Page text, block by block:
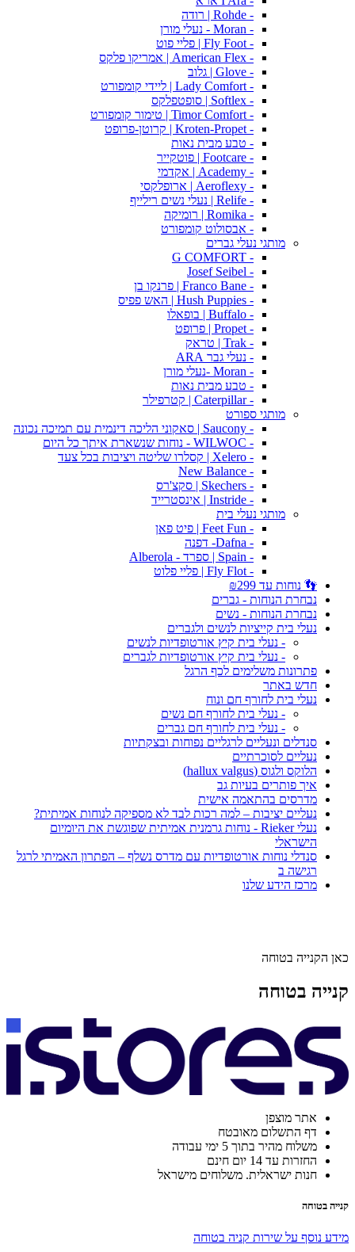
- Rohde | רודה
- Moran - נעלי מורן
- Fly Foot | פליי פוט
- American Flex | אמריקו פלקס
- Glove | גלוב
- Lady Comfort | ליידי קומפורט
- Softlex | סופטפלקס
- Timor Comfort | טימור קומפורט
- Kroten-Propet | קרוטן-פרופט
- טבע מבית נאות
- Footcare | פוטקייר
- Academy | אקדמי
- Aeroflexy | ארופלקסי
- Relife | נעלי נשים רילייף
- Romika | רומיקה
- אבסולוט קומפורט
מותגי נעלי גברים
- G COMFORT
- Josef Seibel
- Franco Bane | פרנקו בן
- Hush Puppies | האש פפיס
- Buffalo | בופאלו
- Propet | פרופט
- Trak | טראק
- נעלי גבר ARA
- Moran -נעלי מורן
- טבע מבית נאות
- Caterpillar | קטרפילר
מותגי ספורט
- Saucony | סאקוני הליכה דינמית עם תמיכה נכונה
- WILWOC - נוחות שנשארת איתך כל היום
- Xelero | קסלרו שליטה ויציבות בכל צעד
- New Balance
- Skechers | סקצ'רס
- Instride | אינסטרייד
מותגי נעלי בית
- Feet Fun | פיט פאן
- Dafna- דפנה
- Spain | ספרד - Alberola
- Fly Flot | פליי פלוט
👣 נוחות עד ₪299
נבחרת הנוחות - גברים
נבחרת הנוחות - נשים
נעלי בית קייציות לנשים ולגברים
- נעלי בית קיץ אורטופדיות לנשים
- נעלי בית קיץ אורטופדיות לגברים
פתרונות משלימים לכף הרגל
חדש באתר
נעלי בית לחורף חם ונוח
- נעלי בית לחורף חם נשים
- נעלי בית לחורף חם גברים
סנדלים ונעליים לרגליים נפוחות ובצקתיות
נעליים לסוכרתיים
הלוקס ולגוס (hallux valgus)
איך פותרים בעיות גב
מדרסים בהתאמה אישית
נעליים יציבות – למה רכות לבד לא מספיקה לנוחות אמיתית?
נעלי Rieker - נוחות גרמנית אמיתית שפוגשת את היומיום
הישראלי
סנדלי נוחות אורטופדיות עם מדרס נשלף – הפתרון האמיתי לרגל
רגישה ב
מרכז הידע שלנו
כאן הקנייה בטוחה
קנייה בטוחה
אתר מוצפן
דף התשלום מאובטח
משלוח מהיר בתוך 5 ימי עבודה
החזרות עד 14 יום חינם
חנות ישראלית. משלוחים מישראל
קנייה בטוחה
מידע נוסף על שירות קניה בטוחה